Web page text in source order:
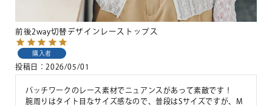
前後2way切替デザインレーストップス
購入者
投稿日 2026/05/01
パッチワークのレース素材でニュアンスがあって素敵です！
腕周りはタイト目なサイズ感なので、普段はSサイズですが、M